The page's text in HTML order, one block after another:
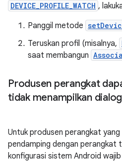
DEVICE_PROFILE_WATCH ,
Panggil metode
Teruskan profil (misalnya,
saat membangun
Produsen perangkat
tidak menampilkan
Untuk produsen perangkat yang
pendamping dengan perangkat
konfigurasi sistem Android